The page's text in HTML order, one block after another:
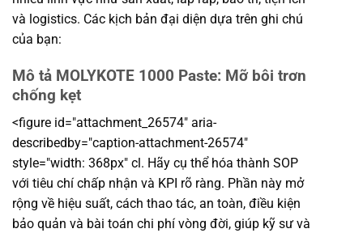
và logistics. Các kịch bản đại diện dựa trên ghi chú
của bạn:
Mô tả MOLYKOTE 1000 Paste: Mỡ bôi trơn
chống kẹt
<figure id="attachment_26574" aria-
describedby="caption-attachment-26574"
style="width: 368px" cl. Hãy cụ thể hóa thành SOP
với tiêu chí chấp nhận và KPI rõ ràng. Phần này mở
rộng về hiệu suất, cách thao tác, an toàn, điều kiện
bảo quản và bài toán chi phí vòng đời, giúp kỹ sư và